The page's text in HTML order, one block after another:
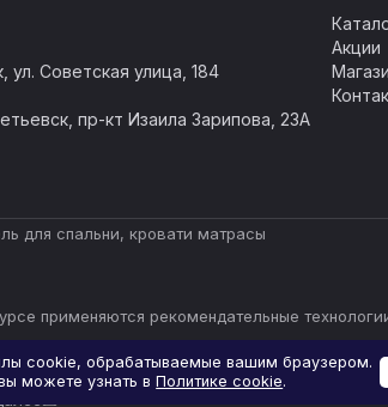
ул. Советская улица, 184
пр-кт Изаила Зарипова, 23А
Акции
для спальни, кровати матрасы
применяются рекомендательные
включая (но не
являются объектами авторского права и
cookie, обрабатываемые вашим браузером.
можете узнать вПолитике cookie.